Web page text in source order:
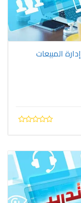
المبيعات